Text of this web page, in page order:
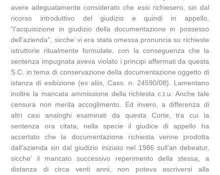
avere adeguatamente considerato che essi richiesero, sin dal
ricorso introduttivo del giudizio e quindi in appello,
“l’acquisizione in giudizio della documentazione in possesso
dell’azienda”, sicche’ vi era stata omessa pronuncia su richieste
istruttorie ritualmente formulate, con la conseguenza che la
sentenza impugnata aveva violato i principi affermati da questa
S.C. in tema di conservazione della documentazione oggetto di
istanza di esibizione (ex aliis, Cass. n. 24590/08). Lamentano
inoltre la mancata ammissione della richiesta c.t.u. Anche tale
censura non merita accoglimento. Ed invero, a differenza di
altri casi analoghi esaminati da questa Corte, tra cui la
sentenza ora citata, nella specie il giudice di appello ha
accertato che la documentazione richiesta venne prodotta
dall’azienda sin dal giudizio iniziato nel 1986 sull’an debeatur,
sicche’ il mancato successivo reperimento della stessa, a
distanza di circa venti anni, non poteva ascriversi alla